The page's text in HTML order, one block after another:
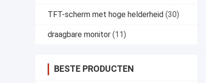
TFT-scherm met hoge helderheid (30)
draagbare monitor (11)
BESTE PRODUCTEN